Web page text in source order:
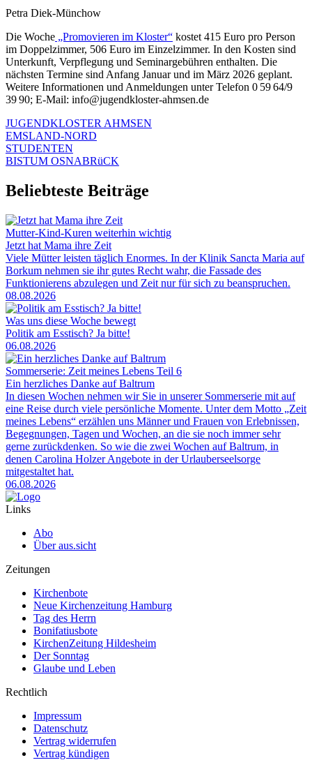
Petra Diek-Münchow
Die Woche „Promovieren im Kloster“ kostet 415 Euro pro Person
im Doppelzimmer, 506 Euro im Einzelzimmer. In den Kosten sind
Unterkunft, Verpflegung und Seminargebühren enthalten. Die
nächsten Termine sind Anfang Januar und im März 2026 geplant.
Weitere Informationen und Anmeldungen unter Telefon 0 59 64/9
39 90; E-Mail: info@jugendkloster-ahmsen.de
JUGENDKLOSTER AHMSEN
EMSLAND-NORD
STUDENTEN
BISTUM OSNABRüCK
Beliebteste Beiträge
Mutter-Kind-Kuren weiterhin wichtig
Jetzt hat Mama ihre Zeit
Viele Mütter leisten täglich Enormes. In der Klinik Sancta Maria auf
Borkum nehmen sie ihr gutes Recht wahr, die Fassade des
Funktionierens abzulegen und Zeit nur für sich zu beanspruchen.
08.08.2026
Was uns diese Woche bewegt
Politik am Esstisch? Ja bitte!
06.08.2026
Sommerserie: Zeit meines Lebens Teil 6
Ein herzliches Danke auf Baltrum
In diesen Wochen nehmen wir Sie in unserer Sommerserie mit auf
eine Reise durch viele persönliche Momente. Unter dem Motto „Zeit
meines Lebens“ erzählen uns Männer und Frauen von Erlebnissen,
Begegnungen, Tagen und Wochen, an die sie noch immer sehr
gerne zurückdenken. So wie die zwei Wochen auf Baltrum, in
denen Carolina Holzer Angebote in der Urlauberseelsorge
mitgestaltet hat.
06.08.2026
Links
Abo
Über aus.sicht
Zeitungen
Kirchenbote
Neue Kirchenzeitung Hamburg
Tag des Herrn
Bonifatiusbote
KirchenZeitung Hildesheim
Der Sonntag
Glaube und Leben
Rechtlich
Impressum
Datenschutz
Vertrag widerrufen
Vertrag kündigen